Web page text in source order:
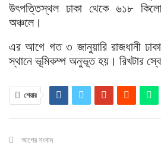
উৎপত্তিস্থল ঢাকা থেকে ৬১৮
অঞ্চলে।
এর আগে গত ৩ জানুয়ারি রাজধানী
স্থানে ভূমিকম্প অনুভূত হয়। রিখটার
শেয়ার
আগের সংবাদ